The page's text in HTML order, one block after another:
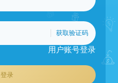
获取验证码
用户账号登录
登录